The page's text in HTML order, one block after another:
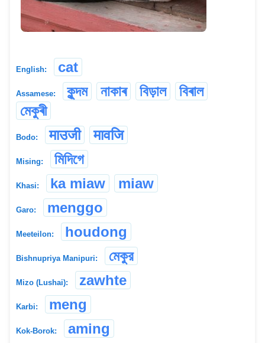
English: cat
Assamese: কুন্দম নাকাৰ বিড়াল
বিৰাল
মেকুৰী
Bodo: माउजी मावजि
Mising: মিদিগে
Khasi: ka miaw miaw
Garo: menggo
Meeteilon: houdong
Bishnupriya Manipuri: মেকুর
Mizo (Lushai): zawhte
Karbi: meng
Kok-Borok: aming